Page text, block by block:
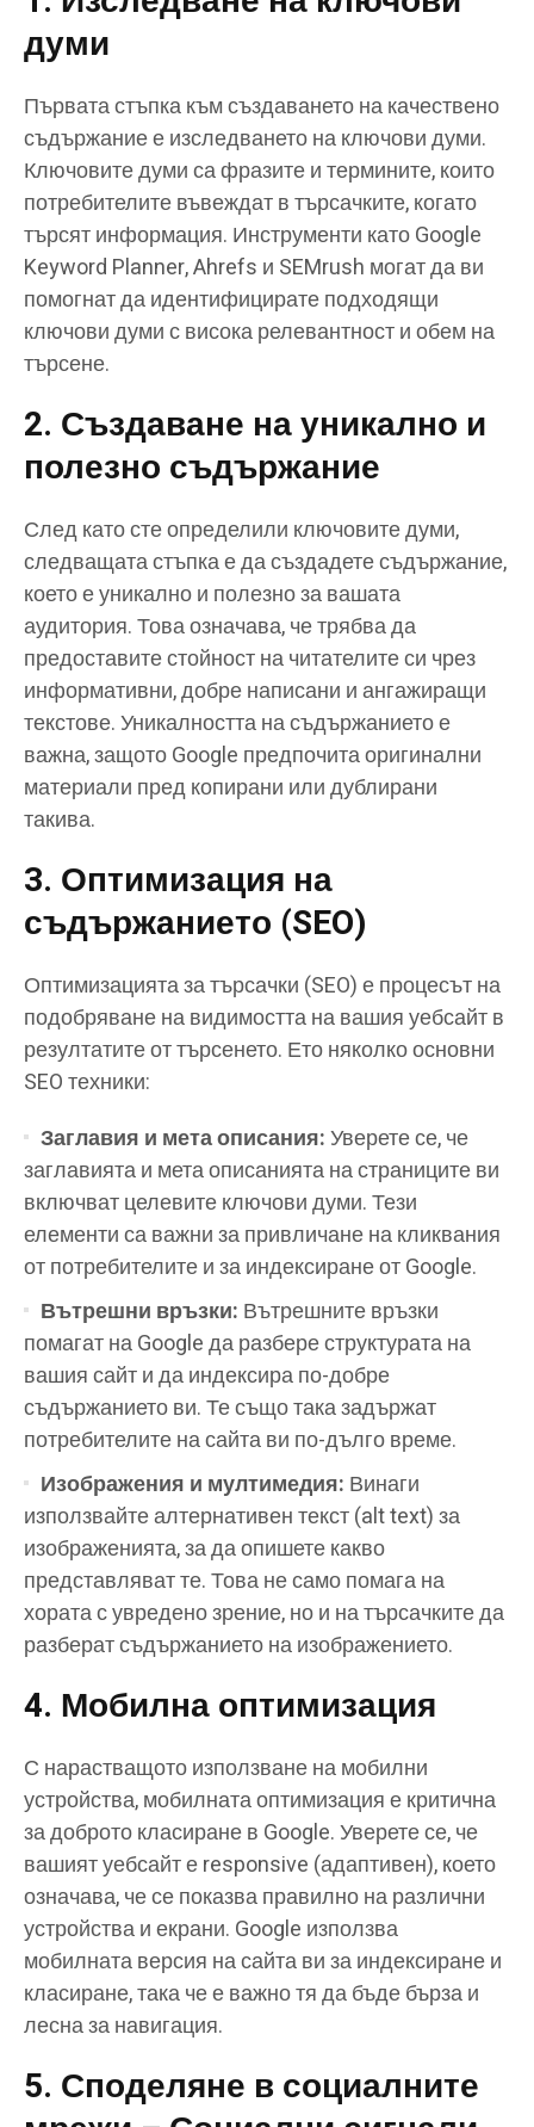
думи
Първата стъпка към създаването на качествено
съдържание е изследването на ключови думи.
Ключовите думи са фразите и термините, които
потребителите въвеждат в търсачките, когато
търсят информация. Инструменти като Google
Keyword Planner, Ahrefs и SEMrush могат да ви
помогнат да идентифицирате подходящи
ключови думи с висока релевантност и обем на
търсене.
2. Създаване на уникално и
полезно съдържание
След като сте определили ключовите думи,
следващата стъпка е да създадете съдържание,
което е уникално и полезно за вашата
аудитория. Това означава, че трябва да
предоставите стойност на читателите си чрез
информативни, добре написани и ангажиращи
текстове. Уникалността на съдържанието е
важна, защото Google предпочита оригинални
материали пред копирани или дублирани
такива.
3. Оптимизация на
съдържанието (SEO)
Оптимизацията за търсачки (SEO) е процесът на
подобряване на видимостта на вашия уебсайт в
резултатите от търсенето. Ето няколко основни
SEO техники:
Заглавия и мета описания:Уверете се, че
заглавията и мета описанията на страниците ви
включват целевите ключови думи. Тези
елементи са важни за привличане на кликвания
от потребителите и за индексиране от Google.
Вътрешни връзки: Вътрешните връзки
помагат на Google да разбере структурата на
вашия сайт и да индексира по-добре
съдържанието ви. Те също така задържат
потребителите на сайта ви по-дълго време.
Изображения и мултимедия: Винаги
използвайте алтернативен текст (alt text) за
изображенията, за да опишете какво
представляват те. Това не само помага на
хората с увредено зрение, но и на търсачките да
разберат съдържанието на изображението.
4. Мобилна оптимизация
С нарастващото използване на мобилни
устройства, мобилната оптимизация е критична
за доброто класиране в Google. Уверете се, че
вашият уебсайт е responsive (адаптивен), което
означава, че се показва правилно на различни
устройства и екрани. Google използва
мобилната версия на сайта ви за индексиране и
класиране, така че е важно тя да бъде бърза и
лесна за навигация.
5. Споделяне в социалните